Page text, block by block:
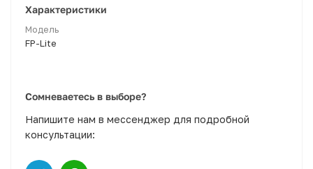
Характеристики
Модель
FP-Lite
Сомневаетесь в выборе?
Напишите нам в мессенджер для подробной
консультации: